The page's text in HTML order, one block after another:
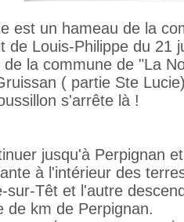
est un hameau de la
de Louis-Philippe du 21
la commune de "La
( partie Ste
s'arrête là !
jusqu'à Perpignan
à l'intérieur des
sur-Têt et l'autre
de km de Perpignan.